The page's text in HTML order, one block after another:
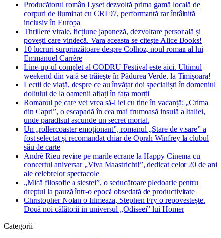
Producătorul român Lyset dezvoltă prima gamă locală de
corpuri de iluminat cu CRI 97, performanță rar întâlnită
inclusiv în Europa
Thrillere virale, ficțiune japoneză, dezvoltare personală și
povești care vindecă. Vara aceasta se citește Alice Books!
10 lucruri surprinzătoare despre Colhoz, noul roman al lui
Emmanuel Carrère
Line-up-ul complet al CODRU Festival este aici. Ultimul
weekend din vară se trăiește în Pădurea Verde, la Timișoara!
Lecții de viață, despre ce au învățat doi specialiști în domeniul
doliului de la oamenii aflați în fața morții
Romanul pe care vei vrea să-l iei cu tine în vacanță: „Crima
din Capri”, o escapadă în cea mai frumoasă insulă a Italiei,
unde paradisul ascunde un secret mortal.
Un „rollercoaster emoționant”, romanul „Stare de visare” a
fost selectat și recomandat chiar de Oprah Winfrey la clubul
său de carte
André Rieu revine pe marile ecrane la Happy Cinema cu
concertul aniversar „Viva Maastricht!”, dedicat celor 20 de ani
ale celebrelor spectacole
„Mică filosofie a siestei”, o seducătoare pledoarie pentru
dreptul la pauză într-o epocă obsedată de productivitate
Christopher Nolan o filmează, Stephen Fry o repovestește.
Două noi călătorii in universul „Odiseei” lui Homer
Categorii